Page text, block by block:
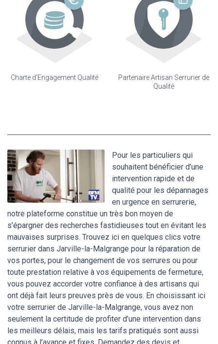
Charte d'Engagement Qualité
Partenaire Artisan Serrurier de
Qualité
Pour les particuliers qui
souhaitent bénéficier d’une
intervention rapide et de
qualité pour les dépannages
en urgence en serrurerie,
notre plateforme constitue un très bon moyen de
s’épargner des recherches fastidieuses tout en évitant les
mauvaises surprises. Trouvez ici en quelques clics votre
serrurier dans Jarville-la-Malgrange pour la réparation de
vos portes, pour le changement de vos serrures ou pour
toute prestation relative à vos équipements de fermeture,
vous pouvez accorder votre confiance à des artisans qui
ont déjà fait leurs preuves près de vous. En choisissant ici
votre serrurier de Jarville-la-Malgrange, vous avez non
seulement la certitude de profiter d’une intervention dans
les meilleurs délais, mais les tarifs pratiqués sont aussi